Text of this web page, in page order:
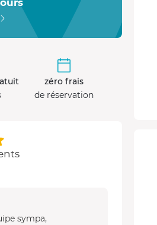
zéro frais
de réservation
sympa,